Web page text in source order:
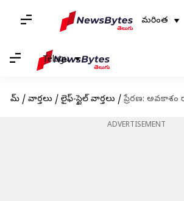
మరింత
Telugu
హోమ్ / వార్తలు / లైఫ్-స్టైల్ వార్తలు / ప్రేరణ: అవకాశం రావట్లేదని
ADVERTISEMENT